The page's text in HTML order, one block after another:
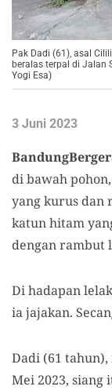
Pak Dadi (61), asal
beralas terpal di Jalan
Yogi Esa)
3 Juni 2023
di bawah
yang kurus dan
katun hitam
dengan rambut
Di hadapan
ia jajakan.
Dadi (61
Mei 2023, siang